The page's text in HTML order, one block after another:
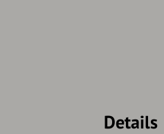
Details